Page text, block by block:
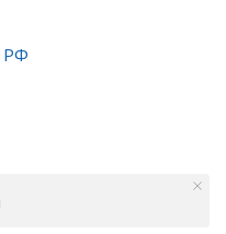
РФ